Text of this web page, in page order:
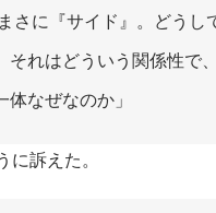
さに『サイド』。どうし
れはどういう関係性で
なぜなのか」
に訴えた。